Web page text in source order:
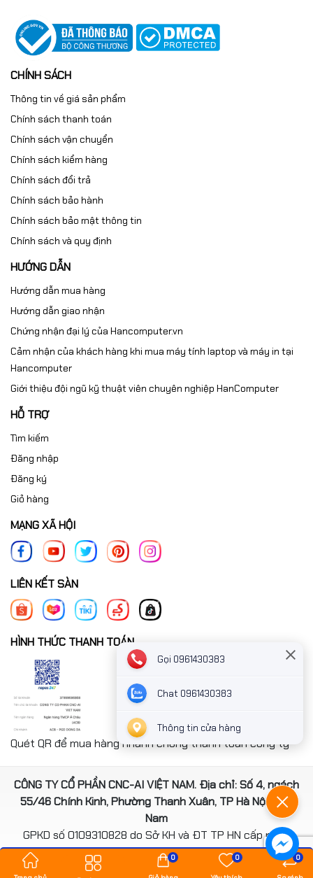
CHÍNH SÁCH
Thông tin về giá sản phẩm
Chính sách thanh toán
Chính sách vận chuyển
Chính sách kiểm hàng
Chính sách đổi trả
Chính sách bảo hành
Chính sách bảo mật thông tin
Chính sách và quy định
HƯỚNG DẪN
Hướng dẫn mua hàng
Hướng dẫn giao nhận
Chứng nhận đại lý của Hancomputer.vn
Cảm nhận của khách hàng khi mua máy tính laptop và máy in tại
Hancomputer
Giới thiệu đội ngũ kỹ thuật viên chuyên nghiệp HanComputer
HỖ TRỢ
Tìm kiếm
Đăng nhập
Đăng ký
Giỏ hàng
MẠNG XÃ HỘI
LIÊN KẾT SÀN
HÌNH THỨC THANH TOÁN
Quét QR để mua hàng nhanh chóng thanh toán công ty
CÔNG TY CỔ PHẦN CNC-AI VIỆT NAM. Địa chỉ: Số 4, ngách
55/46 Chính Kinh, Phường Thanh Xuân, TP Hà Nội, Việt
Nam
GPKD số 0109310828 do Sở KH và ĐT TP HN cấp ngày
14/08/2020
*** Website đã đươc cấp phép của Bộ Công Thương
0 0 0
Gọi 0961430383
Chat 0961430383
Thông tin cửa hàng